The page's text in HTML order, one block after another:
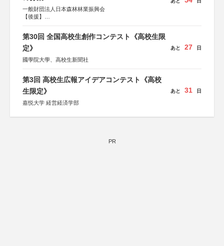
一般財団法人日本森林林業振興会
【後援】
会、森林火災対策協会
第30回 全国高校生創作コンテスト《高校生限
定》
國學院大學、高校生新聞社
あと 27 日
第3回 高校生広報アイデアコンテスト《高校
生限定》
嘉悦大学 経営経済学部
あと 31 日
PR